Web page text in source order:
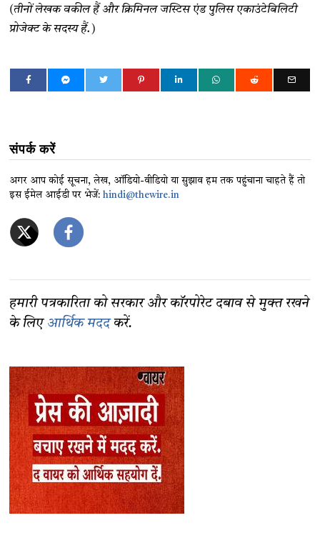
(तीनों लेखक वकील हैं और क्रिमिनल जस्टिस एंड पुलिस एकाउंटेबिलिटी
प्रोजेक्ट के सदस्य हैं.)
संपर्क करें
अगर आप कोई सूचना, लेख, ऑडियो-वीडियो या सुझाव हम तक पहुंचाना चाहते हैं तो
इस ईमेल आईडी पर भेजें:hindi@thewire.in
हमारी पत्रकारिता को सरकार और कॉरपोरेट दबाव से मुक्त रखने
के लिए आर्थिक मददकरें.